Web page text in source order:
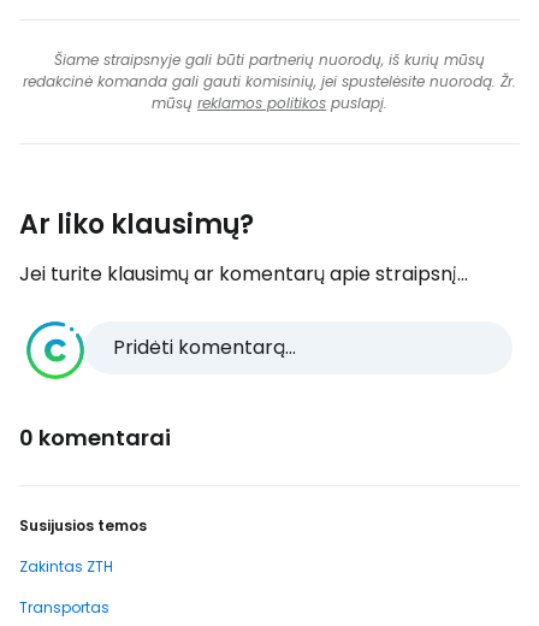
Šiame straipsnyje gali būti partnerių nuorodų, iš kurių mūsų
redakcinė komanda gali gauti komisinių, jei spustelėsite nuorodą. Žr.
mūsų reklamos politikos puslapį.
Ar liko klausimų?
Jei turite klausimų ar komentarų apie straipsnį...
Pridėti komentarą...
0 komentarai
Susijusios temos
Zakintas ZTH
Transportas